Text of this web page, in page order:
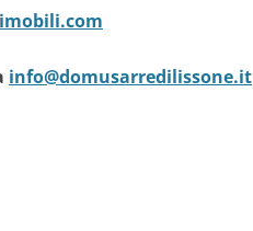
info@domusarredilissone.it